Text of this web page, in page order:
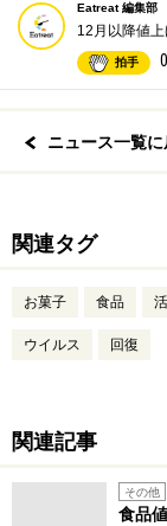
Eatreat 編集部
12月以降値
拍手 0
ニュース一覧に
関連タグ
お菓子 食品
ウイルス 回復
関連記事
その他
食品